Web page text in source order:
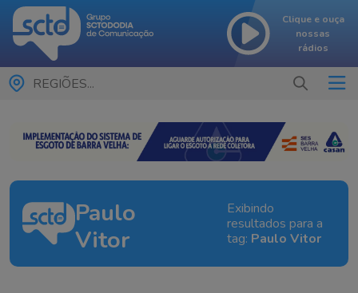
Clique e ouça
nossas
rádios
REGIÕES...
Paulo
Vitor
Exibindo
resultados para a
tag: Paulo Vitor